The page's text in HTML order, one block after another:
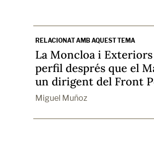
RELACIONAT AMB AQUEST TEMA
La Moncloa i Exteriors
perfil després que el
un dirigent del Front
Miguel Muñoz